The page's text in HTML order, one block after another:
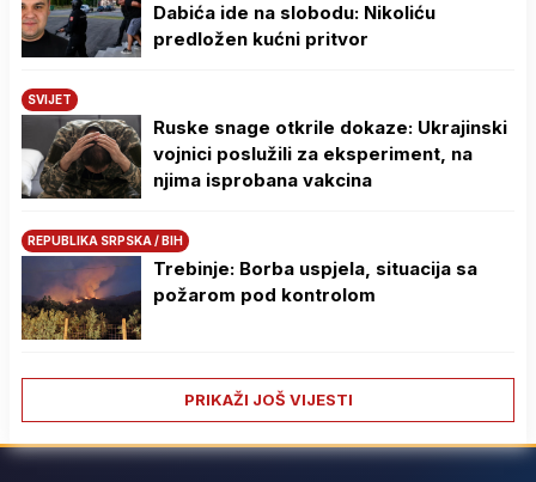
Dabića ide na slobodu: Nikoliću
predložen kućni pritvor
SVIJET
Ruske snage otkrile dokaze: Ukrajinski
vojnici poslužili za eksperiment, na
njima isprobana vakcina
REPUBLIKA SRPSKA / BIH
Trebinje: Borba uspjela, situacija sa
požarom pod kontrolom
PRIKAŽI JOŠ VIJESTI